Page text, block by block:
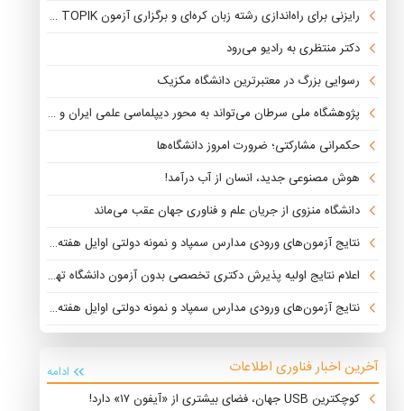
رایزنی برای راه‌اندازی رشته زبان کره‌ای و برگزاری آزمون TOPIK در ایران
دکتر منتظری به رادیو می‌رود
رسوایی بزرگ در معتبرترین دانشگاه مکزیک
پژوهشگاه ملی سرطان می‌تواند به محور دیپلماسی علمی ایران و کشورهای منطقه تبدیل شود
حکمرانی مشارکتی؛ ضرورت امروز دانشگاه‌ها
هوش مصنوعی جدید، انسان از آب درآمد!
دانشگاه منزوی از جریان علم و فناوری جهان عقب می‌ماند
نتایج آزمون‌های ورودی مدارس سمپاد و نمونه دولتی اوایل هفته آینده منتشر می‌شود
اعلام نتایج اولیه پذیرش دکتری تخصصی بدون آزمون دانشگاه تهران
نتایج آزمون‌های ورودی مدارس سمپاد و نمونه دولتی اوایل هفته آینده منتشر می‌شود
آخرین اخبار فناوری اطلاعات
ادامه
کوچکترین USB جهان، فضای بیشتری از «آیفون ۱۷» دارد!